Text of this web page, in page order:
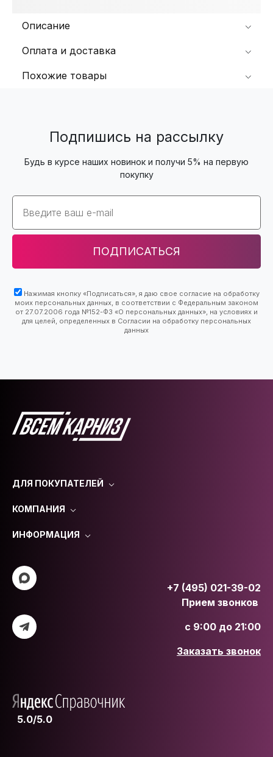
Описание
Оплата и доставка
Похожие товары
Подпишись на рассылку
Будь в курсе наших новинок и получи 5% на первую
покупку
Email
ПОДПИСАТЬСЯ
Нажимая кнопку «Подписаться», я даю свое согласие на обработку
моих персональных данных, в соответствии с Федеральным законом
от 27.07.2006 года №152-ФЗ «О персональных данных», на условиях и
для целей, определенных в Согласии на обработку персональных
данных
ДЛЯ ПОКУПАТЕЛЕЙ
КОМПАНИЯ
ИНФОРМАЦИЯ
+7 (495) 021-39-02
Прием звонков
с 9:00 до 21:00
Заказать звонок
5.0/5.0